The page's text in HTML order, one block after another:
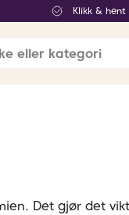
Klikk &
Det gjør det